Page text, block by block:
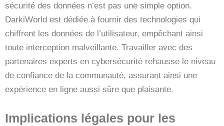
sécurité des données n’est pas une simple option.
DarkiWorld est dédiée à fournir des technologies qui
chiffrent les données de l’utilisateur, empêchant ainsi
toute interception malveillante. Travailler avec des
partenaires experts en cybersécurité rehausse le niveau
de confiance de la communauté, assurant ainsi une
expérience en ligne aussi sûre que plaisante.
Implications légales pour les